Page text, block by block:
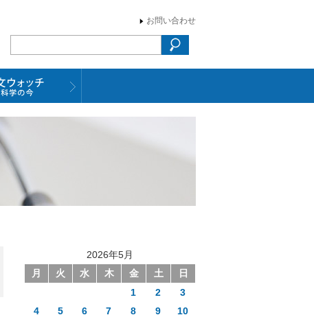
お問い合わせ
2026年5月
月
火 水 木 金 土
日
1
2
3
4
5 6 7 8 9
10